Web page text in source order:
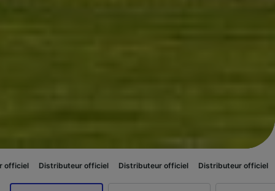
officiel Distributeur officiel Distributeur officiel Distributeur